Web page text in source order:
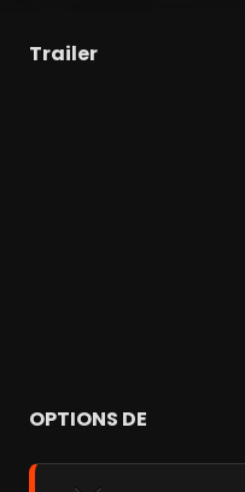
Trailer
OPTIONS DE